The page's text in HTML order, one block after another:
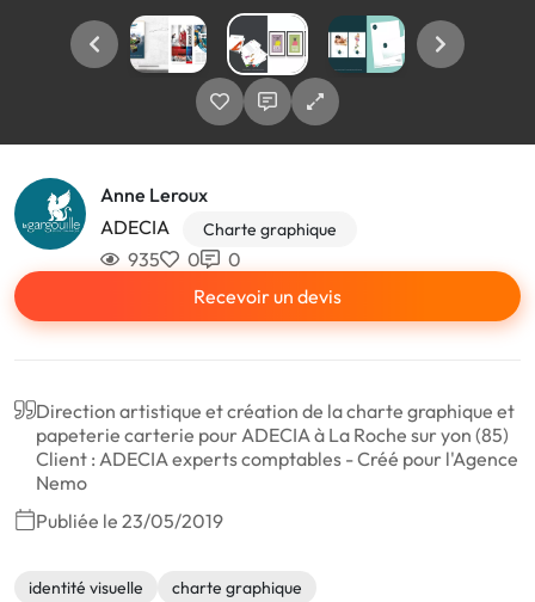
Anne Leroux
ADECIA
Charte graphique
935 0
0
Recevoir un devis
Direction artistique et création de la charte graphique et
papeterie carterie pour ADECIA à La Roche sur yon (85)
Client : ADECIA experts comptables - Créé pour l'Agence
Nemo
Publiée le 23/05/2019
identité visuelle
charte graphique